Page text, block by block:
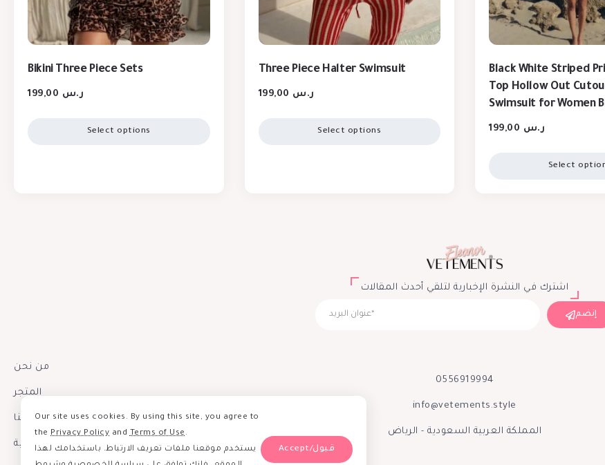
Bikini Three Piece Sets
ر.س
Select options
Three Piece Halter Swimsuit
ر.س
Select options
Black White Striped
Top Hollow Out
Swimsuit for Women
ر.س
Select
اشترك في النشرة الإخبارية لتلقي أحدث المقالات
إنضم
من نحن
المتجر
إتصل بنا
سياسة الخصوصية
0556919994
info@vetements.style
المملكة العربية السعودية - الرياض
Our site uses cookies. By using this site, you agree to
the Privacy Policy andTerms of Use.
يستخدم موقعنا ملفات تعريف الارتباط. باستخدامك لهذا
Accept/قبول